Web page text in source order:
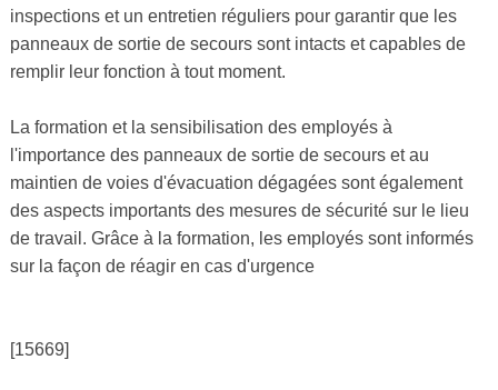
inspections et un entretien réguliers pour garantir que les
panneaux de sortie de secours sont intacts et capables de
remplir leur fonction à tout moment.
La formation et la sensibilisation des employés à
l'importance des panneaux de sortie de secours et au
maintien de voies d'évacuation dégagées sont également
des aspects importants des mesures de sécurité sur le lieu
de travail. Grâce à la formation, les employés sont informés
sur la façon de réagir en cas d'urgence
[15669]